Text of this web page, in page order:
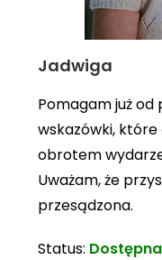
Jadwiga
Pomagam już od
wskazówki,
obrotem
Uważam, że
przesądzona.
Status: Dostępna